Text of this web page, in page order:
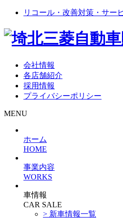
リコール・改善対策・サー
会社情報
各店舗紹介
採用情報
プライバシーポリシー
MENU
ホーム
HOME
事業内容
WORKS
車情報
CAR SALE
> 新車情報一覧